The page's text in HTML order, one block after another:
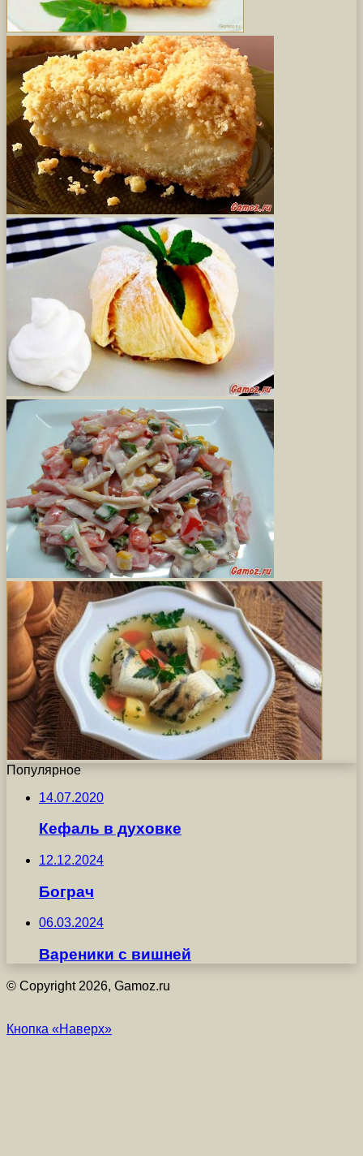
Популярное
14.07.2020
Кефаль в духовке
12.12.2024
Бограч
06.03.2024
Вареники с вишней
© Copyright 2026, Gamoz.ru
Кнопка «Наверх»